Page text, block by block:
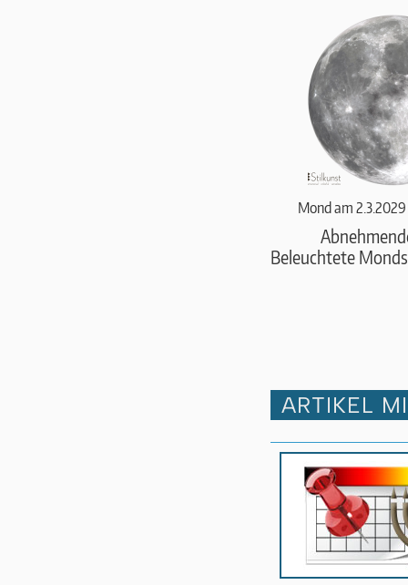
Mond am 2.3.2029
Beleuchtete
ARTIKEL